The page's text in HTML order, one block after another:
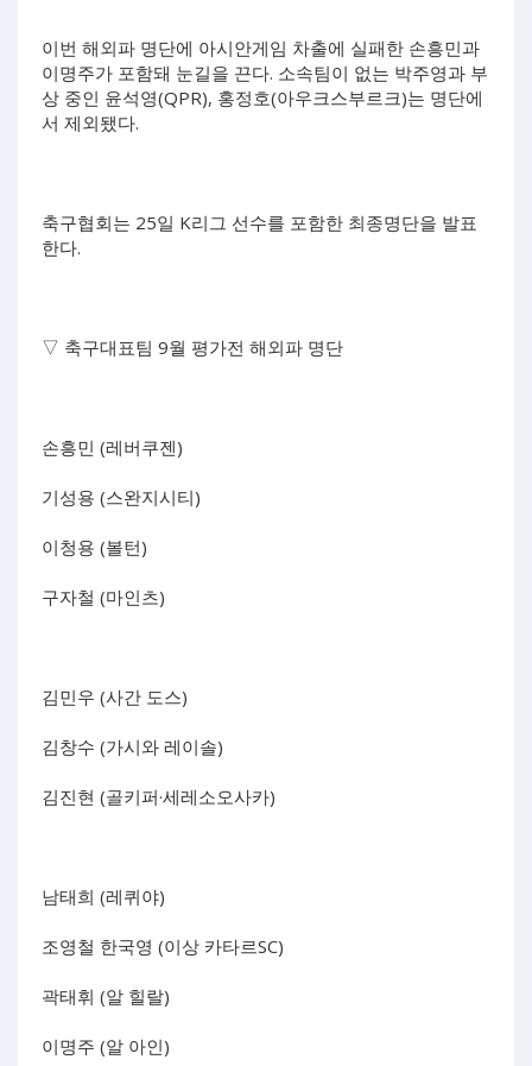
이번 해외파 명단에 아시안게임 차출에 실패한 손흥민과
이명주가 포함돼 눈길을 끈다. 소속팀이 없는 박주영과 부
상 중인 윤석영(QPR), 홍정호(아우크스부르크)는 명단에
서 제외됐다.
축구협회는 25일 K리그 선수를 포함한 최종명단을 발표
한다.
▽ 축구대표팀 9월 평가전 해외파 명단
손흥민 (레버쿠젠)
기성용 (스완지시티)
이청용 (볼턴)
구자철 (마인츠)
김민우 (사간 도스)
김창수 (가시와 레이솔)
김진현 (골키퍼·세레소오사카)
남태희 (레퀴야)
조영철 한국영 (이상 카타르SC)
곽태휘 (알 힐랄)
이명주 (알 아인)